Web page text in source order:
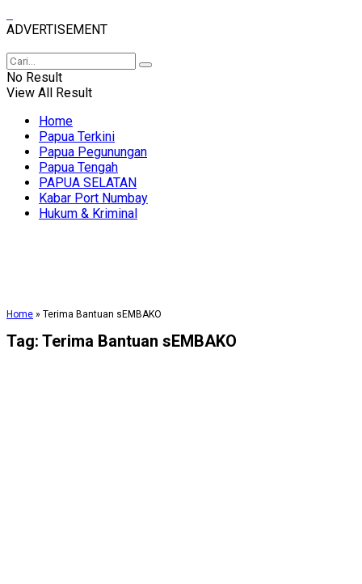
ADVERTISEMENT
No Result
View All Result
Home
Papua Terkini
Papua Pegunungan
Papua Tengah
PAPUA SELATAN
Kabar Port Numbay
Hukum & Kriminal
Home » Terima Bantuan sEMBAKO
Tag: Terima Bantuan sEMBAKO